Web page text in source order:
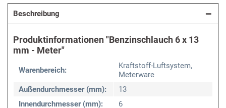
Beschreibung
Produktinformationen "Benzinschlauch 6 x 13
mm - Meter"
Warenbereich:
Kraftstoff-Luftsystem,
Meterware
Außendurchmesser (mm):
13
Innendurchmesser (mm):
6